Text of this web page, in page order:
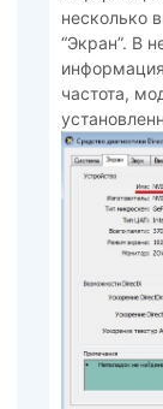
несколько
“Экран”. В
частота,